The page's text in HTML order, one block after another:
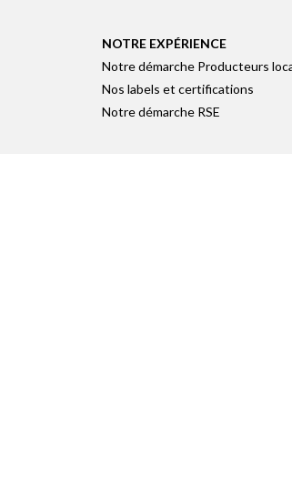
NOTRE EXPÉRIENCE
Notre démarche Producteurs
Nos labels et certifications
Notre démarche RSE